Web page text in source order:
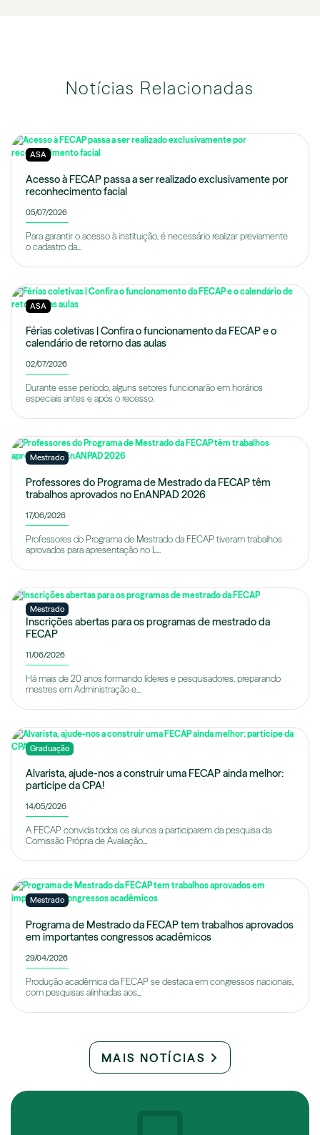
Notícias Relacionadas
ASA
Acesso à FECAP passa a ser realizado exclusivamente por
reconhecimento facial
05/07/2026
Para garantir o acesso à instituição, é necessário realizar previamente
o cadastro da...
ASA
Férias coletivas | Confira o funcionamento da FECAP e o
calendário de retorno das aulas
02/07/2026
Durante esse período, alguns setores funcionarão em horários
especiais antes e após o recesso.
Mestrado
Professores do Programa de Mestrado da FECAP têm
trabalhos aprovados no EnANPAD 2026
17/06/2026
Professores do Programa de Mestrado da FECAP tiveram trabalhos
aprovados para apresentação no L...
Mestrado
Inscrições abertas para os programas de mestrado da
FECAP
11/06/2026
Há mais de 20 anos formando líderes e pesquisadores, preparando
mestres em Administração e...
Graduação
Alvarista, ajude-nos a construir uma FECAP ainda melhor:
participe da CPA!
14/05/2026
A FECAP convida todos os alunos a participarem da pesquisa da
Comissão Própria de Avaliação...
Mestrado
Programa de Mestrado da FECAP tem trabalhos aprovados
em importantes congressos acadêmicos
29/04/2026
Produção acadêmica da FECAP se destaca em congressos nacionais,
com pesquisas alinhadas aos...
MAIS NOTÍCIAS